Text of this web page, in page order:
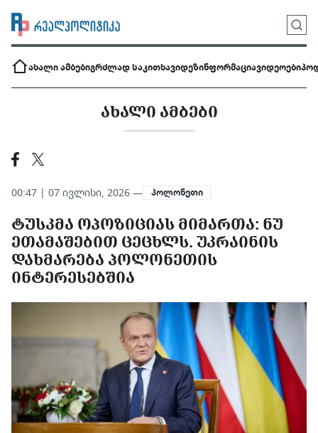
ახალი ამბებიგრძლად საკითხავიდეზინფორმაციავიდეოები
ᲐᲮᲐᲚᲘ ᲐᲛᲑᲔᲑᲘ
00:47 | 07 ივლისი, 2026 — პოლონეთი
ᲢᲣᲡᲙᲛᲐ ᲝᲞᲝᲖᲘᲪᲘᲐᲡ ᲛᲘᲛᲐᲠᲗᲐ: ᲜᲣ
ᲔᲗᲐᲛᲐᲨᲔᲑᲘᲗ ᲪᲔᲪᲮᲚᲡ. ᲣᲙᲠᲐᲘᲜᲘᲡ
ᲓᲐᲮᲛᲐᲠᲔᲑᲐ ᲞᲝᲚᲝᲜᲔᲗᲘᲡ
ᲘᲜᲢᲔᲠᲔᲡᲔᲑᲨᲘᲐ